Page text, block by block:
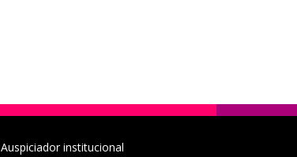
Auspiciador institucional